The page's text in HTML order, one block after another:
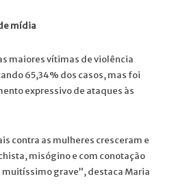
mídia
maiores vítimas de violência
65,34% dos casos, mas foi
expressivo de ataques às
contra as mulheres cresceram e
misógino e com conotação
grave”, destaca Maria